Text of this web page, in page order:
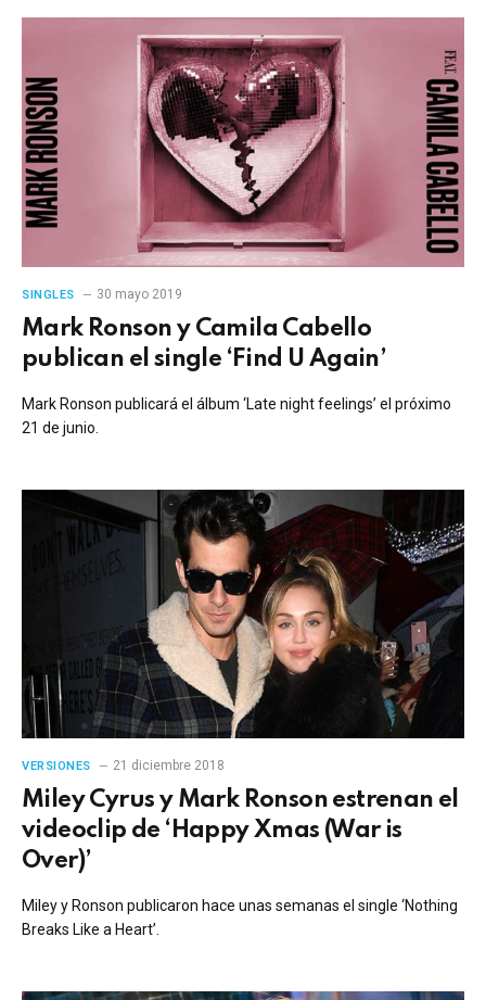
SINGLES 30 mayo 2019
Mark Ronson y Camila Cabello
publican el single ‘Find U Again’
Mark Ronson publicará el álbum ‘Late night feelings’ el próximo
21 de junio.
VERSIONES 21 diciembre 2018
Miley Cyrus y Mark Ronson estrenan el
videoclip de ‘Happy Xmas (War is
Over)’
Miley y Ronson publicaron hace unas semanas el single ‘Nothing
Breaks Like a Heart’.